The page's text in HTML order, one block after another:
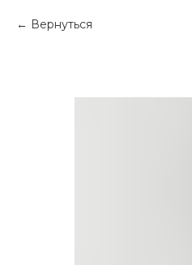
Вернуться